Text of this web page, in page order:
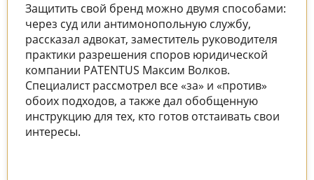
Защитить свой бренд можно двумя способами:
через суд или антимонопольную службу,
рассказал адвокат, заместитель руководителя
практики разрешения споров юридической
компании PATENTUS Максим Волков.
Специалист рассмотрел все «за» и «против»
обоих подходов, а также дал обобщенную
инструкцию для тех, кто готов отстаивать свои
интересы.